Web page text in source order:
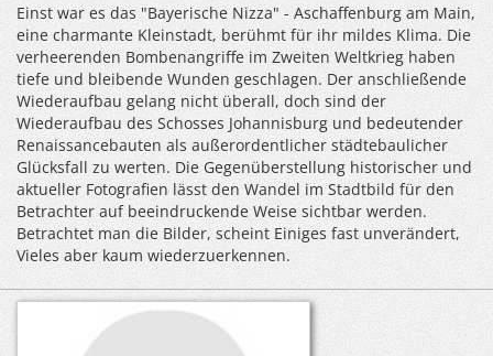
Einst war es das "Bayerische Nizza" - Aschaffenburg am Main,
eine charmante Kleinstadt, berühmt für ihr mildes Klima. Die
verheerenden Bombenangriffe im Zweiten Weltkrieg haben
tiefe und bleibende Wunden geschlagen. Der anschließende
Wiederaufbau gelang nicht überall, doch sind der
Wiederaufbau des Schosses Johannisburg und bedeutender
Renaissancebauten als außerordentlicher städtebaulicher
Glücksfall zu werten. Die Gegenüberstellung historischer und
aktueller Fotografien lässt den Wandel im Stadtbild für den
Betrachter auf beeindruckende Weise sichtbar werden.
Betrachtet man die Bilder, scheint Einiges fast unverändert,
Vieles aber kaum wiederzuerkennen.